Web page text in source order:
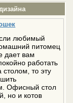
любимый
питомец
дает вам
работать
столом, то эту
Офисный стол
но и котов